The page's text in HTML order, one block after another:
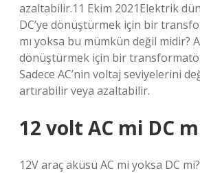
azaltabilir.11 Ekim 2021Elektrik
DC’ye dönüştürmek için bir
mı yoksa bu mümkün değil midir?
dönüştürmek için bir
Sadece AC’nin voltaj seviyelerini
artırabilir veya azaltabilir.
12 volt AC mi DC
12V araç aküsü AC mi yoksa DC